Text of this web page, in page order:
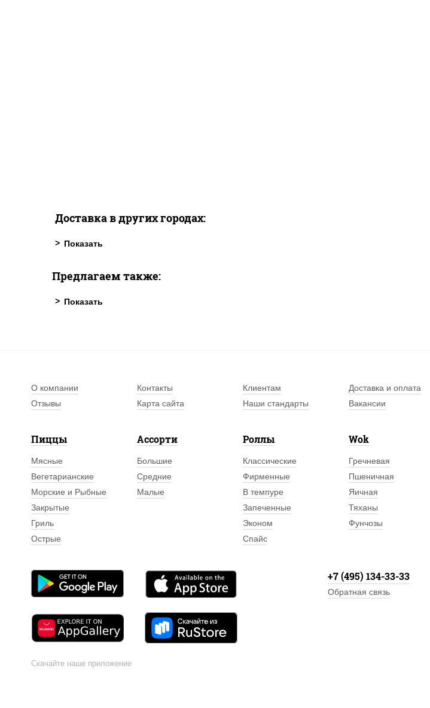
Доставка в других городах:
Предлагаем также:
О компании Контакты Клиентам Доставка и оплата
Отзывы
Карта сайта Наши стандарты Вакансии
Пиццы
Мясные
Вегетарианские
Морские и Рыбные
Закрытые
Гриль
Острые
Ассорти
Большие
Средние
Малые
Роллы
Классические
Фирменные
В темпуре
Запеченные
Эконом
Спайс
Wok
Гречневая
Пшеничная
Яичная
Тяханы
Фунчозы
Скачайте наше приложение
+7 (495) 134-33-33
Обратная связь